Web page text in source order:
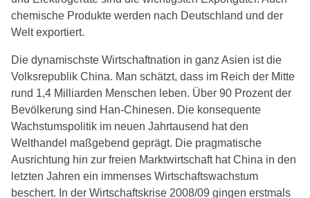
chemische Produkte werden nach Deutschland und der
Welt exportiert.
Die dynamischste Wirtschaftnation in ganz Asien ist die
Volksrepublik China. Man schätzt, dass im Reich der Mitte
rund 1,4 Milliarden Menschen leben. Über 90 Prozent der
Bevölkerung sind Han-Chinesen. Die konsequente
Wachstumspolitik im neuen Jahrtausend hat den
Welthandel maßgebend geprägt. Die pragmatische
Ausrichtung hin zur freien Marktwirtschaft hat China in den
letzten Jahren ein immenses Wirtschaftswachstum
beschert. In der Wirtschaftskrise 2008/09 gingen erstmals